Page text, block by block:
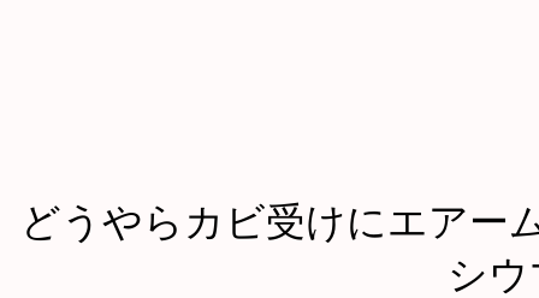
どうやらカビ受けにエアー
シ